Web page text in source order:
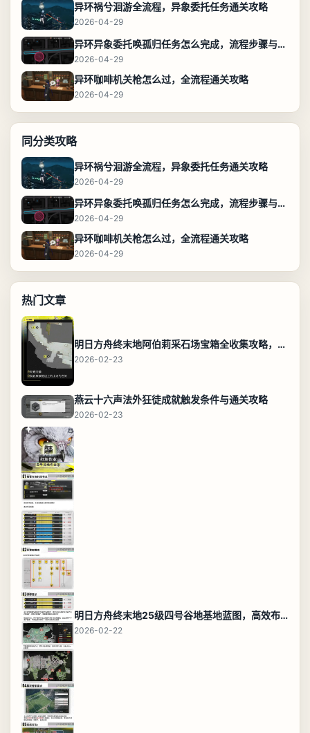
异环祸兮洄游全流程，异象委托任务通关攻略
2026-04-29
异环异象委托唤孤归任务怎么完成，流程步骤与位置攻略
2026-04-29
异环咖啡机关枪怎么过，全流程通关攻略
2026-04-29
同分类攻略
异环祸兮洄游全流程，异象委托任务通关攻略
2026-04-29
异环异象委托唤孤归任务怎么完成，流程步骤与位置攻略
2026-04-29
异环咖啡机关枪怎么过，全流程通关攻略
2026-04-29
热门文章
明日方舟终末地阿伯莉采石场宝箱全收集攻略，全点位分布图与路线
2026-02-23
燕云十六声法外狂徒成就触发条件与通关攻略
2026-02-23
明日方舟终末地25级四号谷地基地蓝图，高效布局规划
2026-02-22